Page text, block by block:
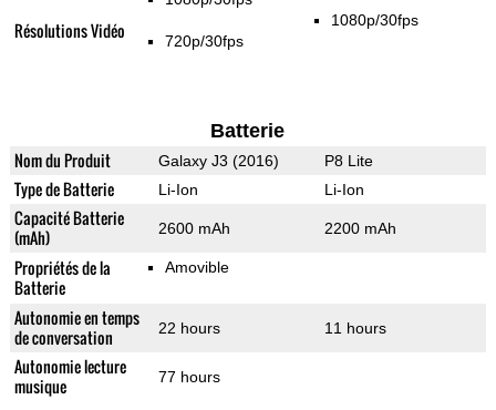
Résolutions Vidéo 720p/30fps
1080p/30fps
Batterie
Nom du Produit Galaxy J3 (2016) P8 Lite
Type de Batterie Li-Ion Li-Ion
Capacité Batterie
(mAh)
2600 mAh 2200 mAh
Propriétés de la
Batterie
Amovible
Autonomie en temps
de conversation
22 hours 11 hours
Autonomie lecture
musique
77 hours